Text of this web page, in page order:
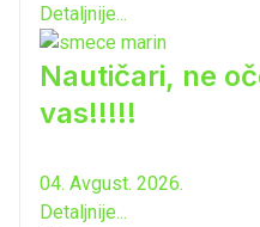
Detaljnije...
Nautičari, ne
vas!!!!!
04. Avgust. 2026.
Detaljnije...